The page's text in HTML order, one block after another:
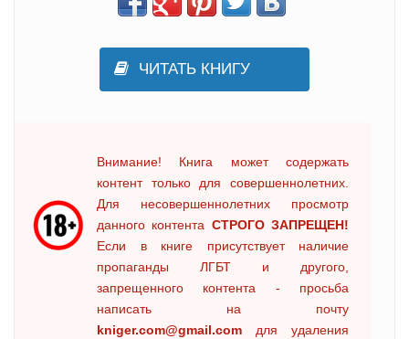
ЧИТАТЬ КНИГУ
Внимание! Книга может содержать
контент только для совершеннолетних.
Для несовершеннолетних просмотр
данного контента СТРОГО ЗАПРЕЩЕН!
Если в книге присутствует наличие
пропаганды ЛГБТ и другого,
запрещенного контента - просьба
написать на почту
kniger.com@gmail.com для удаления